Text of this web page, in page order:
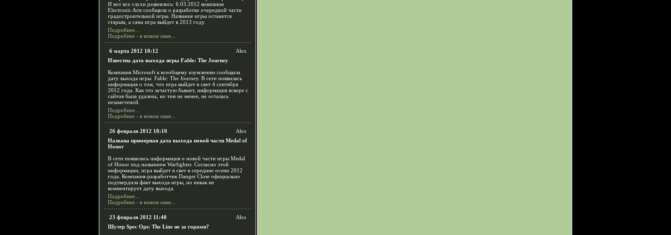
И вот все слухи развеялись: 6.03.2012 компания
Electronic Arts сообщила о разработке очередной части
градостроительной игры. Название игры останется
старым, а сама игра выйдет в 2013 году.
Подробнее...
Подробнее - в новом окне...
6 марта 2012 18:12
Alex
Известна дата выхода игры Fable: The Journey
Компания Microsoft к всеобщему изумлению сообщила
дату выхода игры Fable: The Journey. В сети появилась
информация о том, что игра выйдет в свет 4 сентября
2012 года. Как это зачастую бывает, информация вскоре с
сайтов была удалена, но тем не менее, не осталась
незамеченой.
Подробнее...
Подробнее - в новом окне...
26 февраля 2012 18:10
Alex
Названа примерная дата выхода новой части Medal of
Honor
В сети появилась информация о новой части игры Medal
of Honor под названием Warfighter. Согласно этой
информации, игра выйдет в свет в середине осени 2012
года. Компания-разработчик Danger Close официально
подтвердила факт выхода игры, но никак не
комментирует дату выхода.
Подробнее...
Подробнее - в новом окне...
23 февраля 2012 11:40
Alex
Шутер Spec Ops: The Line не за горами?